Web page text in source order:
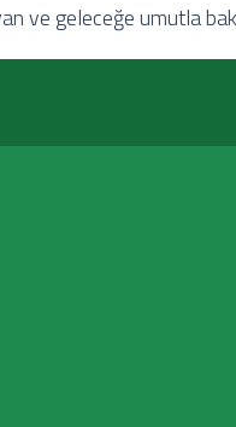
ve geleceğe umutla